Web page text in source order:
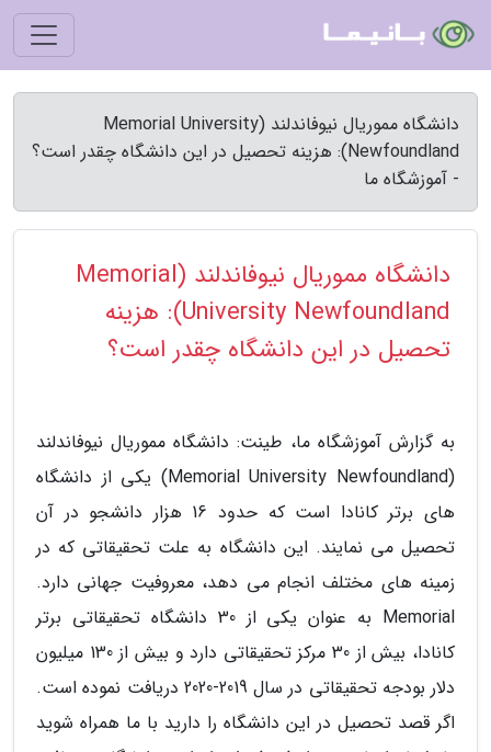
دانشگاه مموریال نیوفاندلند (Memorial University
Newfoundland): هزینه تحصیل در این دانشگاه چقدر است؟
- آموزشگاه ما
دانشگاه مموریال نیوفاندلند (Memorial
University Newfoundland): هزینه
تحصیل در این دانشگاه چقدر است؟
به گزارش آموزشگاه ما، طینت: دانشگاه مموریال نیوفاندلند
(Memorial University Newfoundland) یکی از دانشگاه
های برتر کانادا است که حدود 16 هزار دانشجو در آن
تحصیل می نمایند. این دانشگاه به علت تحقیقاتی که در
زمینه های مختلف انجام می دهد، معروفیت جهانی دارد.
Memorial به عنوان یکی از 30 دانشگاه تحقیقاتی برتر
کانادا، بیش از 30 مرکز تحقیقاتی دارد و بیش از 130 میلیون
دلار بودجه تحقیقاتی در سال 2019-2020 دریافت نموده است.
اگر قصد تحصیل در این دانشگاه را دارید با ما همراه شوید